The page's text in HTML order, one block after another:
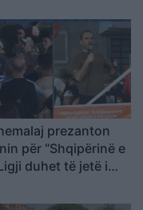
prezanton
për “Shqipërinë e
duhet të jetë i
qytetarëve